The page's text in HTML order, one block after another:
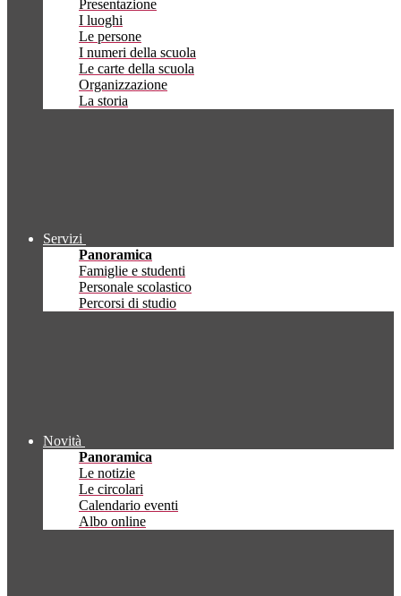
Presentazione
I luoghi
Le persone
I numeri della scuola
Le carte della scuola
Organizzazione
La storia
Servizi
Panoramica
Famiglie e studenti
Personale scolastico
Percorsi di studio
Novità
Panoramica
Le notizie
Le circolari
Calendario eventi
Albo online